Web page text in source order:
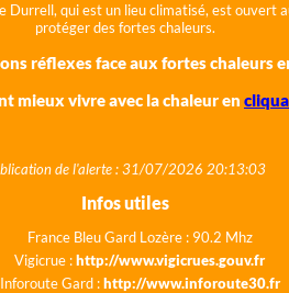
qui est un lieu climatisé, est
protéger des fortes chaleurs.
réflexes face aux fortes chaleurs
mieux vivre avec la chaleur en
de l'alerte : 31/07/2026 20:13:03
Infos utiles
France Bleu Gard Lozère : 90.2 Mhz
Vigicrue :http://www.vigicrues.gouv.fr
Inforoute Gard :http://www.inforoute30.fr